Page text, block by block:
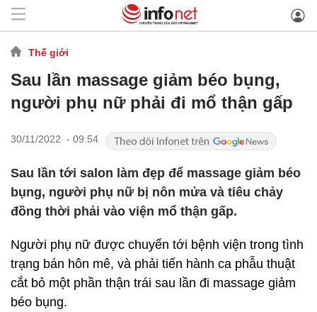
Thế giới
Sau lần massage giảm béo bụng,
người phụ nữ phải đi mổ thận gấp
30/11/2022 - 09:54
Sau lần tới salon làm đẹp để massage giảm béo
bụng, người phụ nữ bị nôn mửa và tiêu chảy
đồng thời phải vào viện mổ thận gấp.
Người phụ nữ được chuyển tới bệnh viện trong tình
trạng bán hôn mê, và phải tiến hành ca phẫu thuật
cắt bỏ một phần thận trái sau lần đi massage giảm
béo bụng.